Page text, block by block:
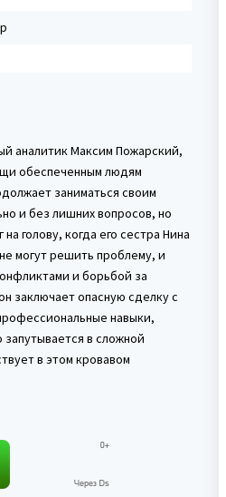
аналитик Максим Пожарский,
обеспеченным людям
заниматься своим
и без лишних вопросов, но
голову, когда его сестра Нина
могут решить проблему, и
и борьбой за
заключает опасную сделку с
навыки,
в сложной
в этом кровавом